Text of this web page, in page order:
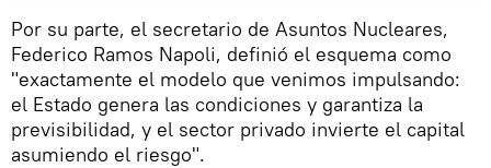
Por su parte, el secretario de Asuntos Nucleares,
Federico Ramos Napoli, definió el esquema como
"exactamente el modelo que venimos impulsando:
el Estado genera las condiciones y garantiza la
previsibilidad, y el sector privado invierte el capital
asumiendo el riesgo".